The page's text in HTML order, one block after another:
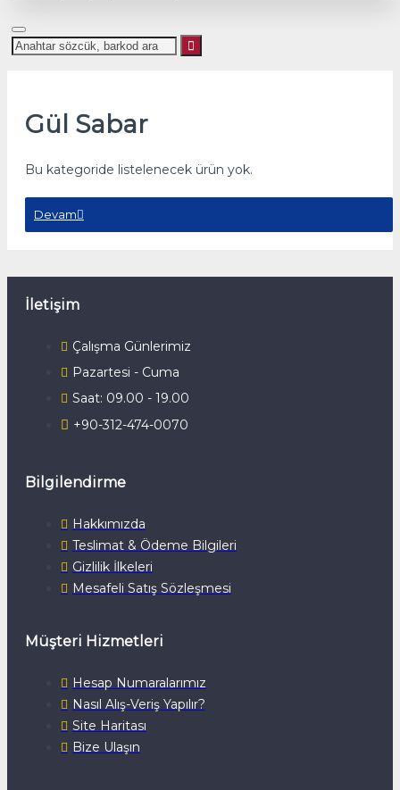
Gül Sabar
Bu kategoride listelenecek ürün yok.
Devam
İletişim
Çalışma Günlerimiz
Pazartesi - Cuma
Saat: 09.00 - 19.00
+90-312-474-0070
Bilgilendirme
Hakkımızda
Teslimat & Ödeme Bilgileri
Gizlilik İlkeleri
Mesafeli Satış Sözleşmesi
Müşteri Hizmetleri
Hesap Numaralarımız
Nasıl Alış-Veriş Yapılır?
Site Haritası
Bize Ulaşın